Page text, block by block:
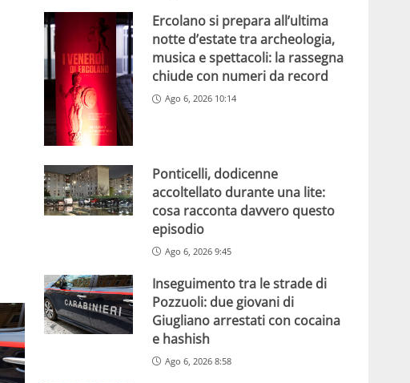
Ercolano si prepara all’ultima
notte d’estate tra archeologia,
musica e spettacoli: la rassegna
chiude con numeri da record
Ago 6, 2026 10:14
Ponticelli, dodicenne
accoltellato durante una lite:
cosa racconta davvero questo
episodio
Ago 6, 2026 9:45
Inseguimento tra le strade di
Pozzuoli: due giovani di
Giugliano arrestati con cocaina
e hashish
Ago 6, 2026 8:58